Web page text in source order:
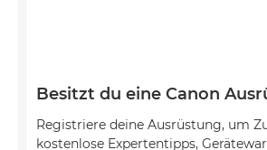
Besitzt du eine Canon
Registriere deine Ausrüstung, um
kostenlose Expertentipps,